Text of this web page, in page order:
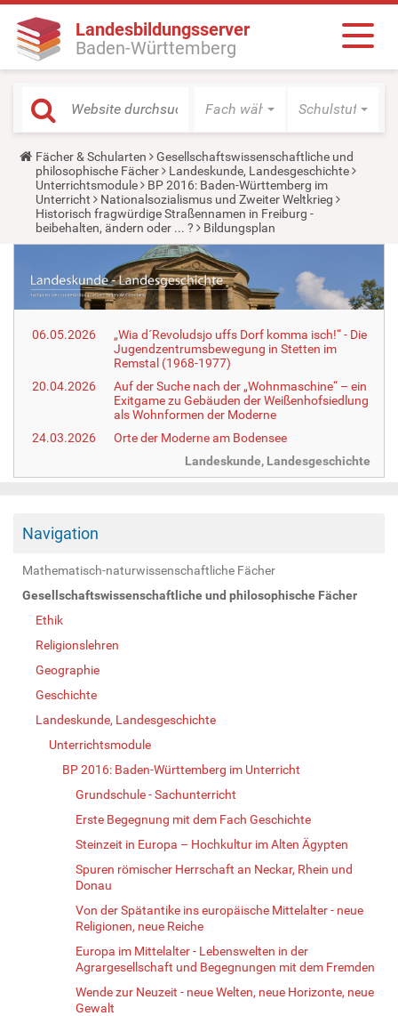
Landesbildungsserver
Baden-Württemberg
Fach wählen Schulstufe
Y
o
u
a
r
e
h
e
:
Fächer & Schularten
Gesellschaftswissenschaftliche und
philosophische Fächer
Landeskunde, Landesgeschichte
Unterrichtsmodule
BP 2016: Baden-Württemberg im
Unterricht
Nationalsozialismus und Zweiter Weltkrieg
Historisch fragwürdige Straßennamen in Freiburg -
beibehalten, ändern oder ... ?
Bildungsplan
06.05.2026
„Wia d´Revoludsjo uffs Dorf komma isch!“ - Die
Jugendzentrumsbewegung in Stetten im
Remstal (1968-1977)
20.04.2026
Auf der Suche nach der „Wohnmaschine“ – ein
Exitgame zu Gebäuden der Weißenhofsiedlung
als Wohnformen der Moderne
24.03.2026
Orte der Moderne am Bodensee
Landeskunde, Landesgeschichte
Navigation
Mathematisch-naturwissenschaftliche Fächer
Gesellschaftswissenschaftliche und philosophische Fächer
Ethik
Religionslehren
Geographie
Geschichte
Landeskunde, Landesgeschichte
Unterrichtsmodule
BP 2016: Baden-Württemberg im Unterricht
Grundschule - Sachunterricht
Erste Begegnung mit dem Fach Geschichte
Steinzeit in Europa – Hochkultur im Alten Ägypten
Spuren römischer Herrschaft an Neckar, Rhein und
Donau
Von der Spätantike ins europäische Mittelalter - neue
Religionen, neue Reiche
Europa im Mittelalter - Lebenswelten in der
Agrargesellschaft und Begegnungen mit dem Fremden
Wende zur Neuzeit - neue Welten, neue Horizonte, neue
Gewalt